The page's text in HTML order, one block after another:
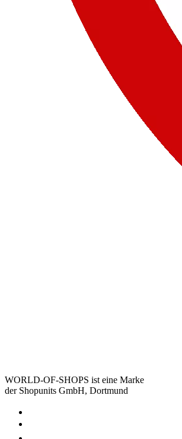
WORLD-OF-SHOPS ist eine Marke
der Shopunits GmbH, Dortmund